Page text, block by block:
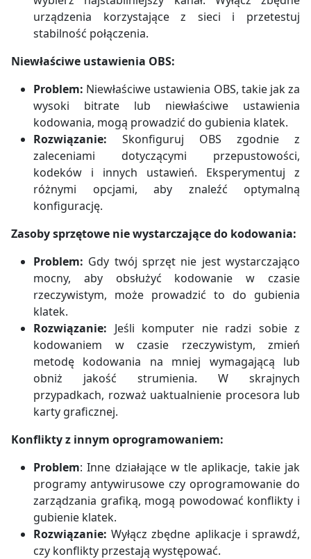
urządzenia korzystające z sieci i przetestuj
stabilność połączenia.
Niewłaściwe ustawienia OBS:
Problem: Niewłaściwe ustawienia OBS, takie jak za
wysoki bitrate lub niewłaściwe ustawienia
kodowania, mogą prowadzić do gubienia klatek.
Rozwiązanie: Skonfiguruj OBS zgodnie z
zaleceniami dotyczącymi przepustowości,
kodeków i innych ustawień. Eksperymentuj z
różnymi opcjami, aby znaleźć optymalną
konfigurację.
Zasoby sprzętowe nie wystarczające do kodowania:
Problem: Gdy twój sprzęt nie jest wystarczająco
mocny, aby obsłużyć kodowanie w czasie
rzeczywistym, może prowadzić to do gubienia
klatek.
Rozwiązanie: Jeśli komputer nie radzi sobie z
kodowaniem w czasie rzeczywistym, zmień
metodę kodowania na mniej wymagającą lub
obniż jakość strumienia. W skrajnych
przypadkach, rozważ uaktualnienie procesora lub
karty graficznej.
Konflikty z innym oprogramowaniem:
Problem: Inne działające w tle aplikacje, takie jak
programy antywirusowe czy oprogramowanie do
zarządzania grafiką, mogą powodować konflikty i
gubienie klatek.
Rozwiązanie: Wyłącz zbędne aplikacje i sprawdź,
czy konflikty przestają występować.